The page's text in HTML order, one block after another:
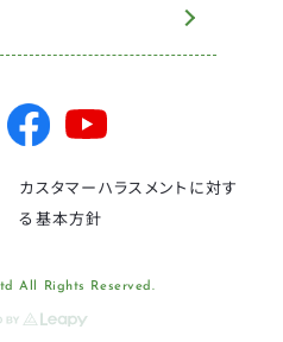
カスタマーハラスメントに対す
る基本方針
All Rights Reserved.